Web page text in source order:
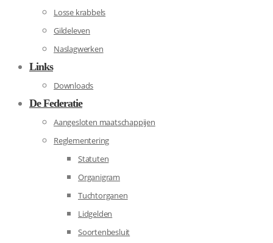
Losse krabbels
Gildeleven
Naslagwerken
Links
Downloads
De Federatie
Aangesloten maatschappijen
Reglementering
Statuten
Organigram
Tuchtorganen
Lidgelden
Soortenbesluit